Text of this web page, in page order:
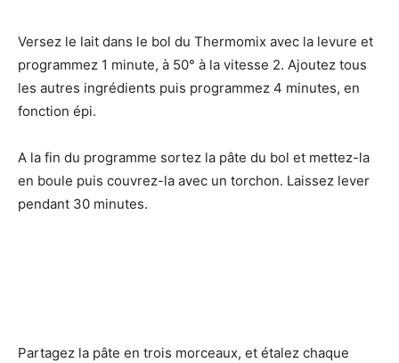
Versez le lait dans le bol du Thermomix avec la levure et
programmez 1 minute, à 50° à la vitesse 2. Ajoutez tous
les autres ingrédients puis programmez 4 minutes, en
fonction épi.
A la fin du programme sortez la pâte du bol et mettez-la
en boule puis couvrez-la avec un torchon. Laissez lever
pendant 30 minutes.
Partagez la pâte en trois morceaux, et étalez chaque